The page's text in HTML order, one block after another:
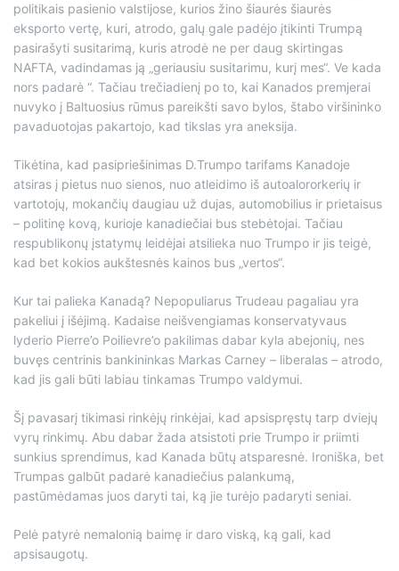
politikais pasienio valstijose, kurios žino šiaurės šiaurės
eksporto vertę, kuri, atrodo, galų gale padėjo įtikinti Trumpą
pasirašyti susitarimą, kuris atrodė ne per daug skirtingas
NAFTA, vadindamas ją „geriausiu susitarimu, kurį mes“. Ve kada
nors padarė “. Tačiau trečiadienį po to, kai Kanados premjerai
nuvyko į Baltuosius rūmus pareikšti savo bylos, štabo viršininko
pavaduotojas pakartojo, kad tikslas yra aneksija.
Tikėtina, kad pasipriešinimas D.Trumpo tarifams Kanadoje
atsiras į pietus nuo sienos, nuo atleidimo iš autoalororkerių ir
vartotojų, mokančių daugiau už dujas, automobilius ir prietaisus
– politinę kovą, kurioje kanadiečiai bus stebėtojai. Tačiau
respublikonų įstatymų leidėjai atsilieka nuo Trumpo ir jis teigė,
kad bet kokios aukštesnės kainos bus „vertos“.
Kur tai palieka Kanadą? Nepopuliarus Trudeau pagaliau yra
pakeliui į išėjimą. Kadaise neišvengiamas konservatyvaus
lyderio Pierre’o Poilievre’o pakilimas dabar kyla abejonių, nes
buvęs centrinis bankininkas Markas Carney – liberalas – atrodo,
kad jis gali būti labiau tinkamas Trumpo valdymui.
Šį pavasarį tikimasi rinkėjų rinkėjai, kad apsispręstų tarp dviejų
vyrų rinkimų. Abu dabar žada atsistoti prie Trumpo ir priimti
sunkius sprendimus, kad Kanada būtų atsparesnė. Ironiška, bet
Trumpas galbūt padarė kanadiečius palankumą,
pastūmėdamas juos daryti tai, ką jie turėjo padaryti seniai.
Pelė patyrė nemalonią baimę ir daro viską, ką gali, kad
apsisaugotų.